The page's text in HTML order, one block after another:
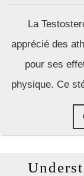
La
apprécié des
pour ses
physique. Ce